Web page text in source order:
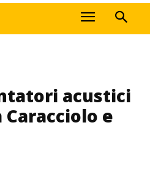
acustici
e